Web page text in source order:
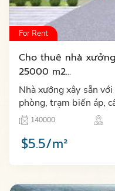
For Rent
Cho thuê nhà
25000 m2...
Nhà xưởng xây sẵn
phòng, trạm biến áp,
ăn, khu tập thể thao,
PCCC tự độ…
140000
$5.5/m²